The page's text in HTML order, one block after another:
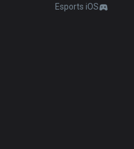
Esports iOS